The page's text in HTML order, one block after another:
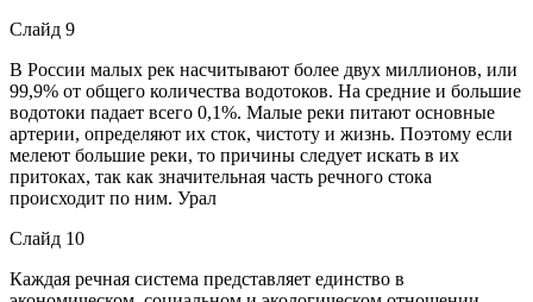
Слайд 9
В России малых рек насчитывают более двух миллионов, или
99,9% от общего количества водотоков. На средние и большие
водотоки падает всего 0,1%. Малые реки питают основные
артерии, определяют их сток, чистоту и жизнь. Поэтому если
мелеют большие реки, то причины следует искать в их
притоках, так как значительная часть речного стока
происходит по ним. Урал
Слайд 10
Каждая речная система представляет единство в